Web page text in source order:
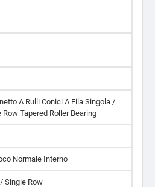
A Rulli Conici A Fila Singola /
Row Tapered Roller Bearing
Normale Interno
Single Row